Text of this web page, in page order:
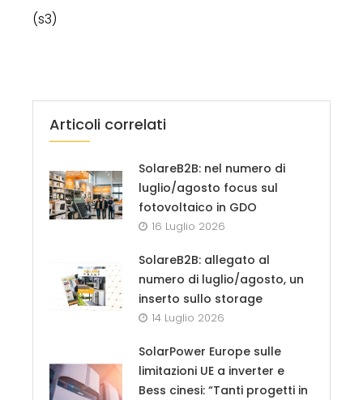
(s3)
Articoli correlati
SolareB2B: nel numero di
luglio/agosto focus sul
fotovoltaico in GDO
16 Luglio 2026
SolareB2B: allegato al
numero di luglio/agosto, un
inserto sullo storage
14 Luglio 2026
SolarPower Europe sulle
limitazioni UE a inverter e
Bess cinesi: “Tanti progetti in